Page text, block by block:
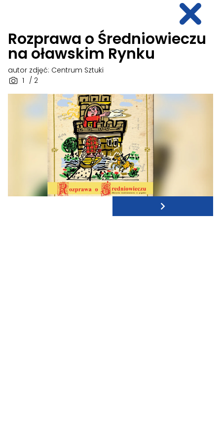
Rozprawa o Średniowieczu
na oławskim Rynku
1 / 2
autor zdjęć: Centrum Sztuki